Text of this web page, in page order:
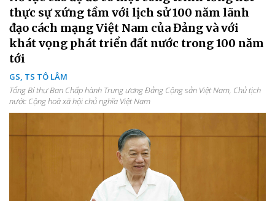
thực sự xứng tầm với lịch sử 100 năm lãnh
đạo cách mạng Việt Nam của Đảng và với
khát vọng phát triển đất nước trong 100 năm
tới
GS, TS TÔ LÂM
Tổng Bí thư Ban Chấp hành Trung ương Đảng Cộng sản Việt Nam, Chủ tịch
nước Cộng hoà xã hội chủ nghĩa Việt Nam